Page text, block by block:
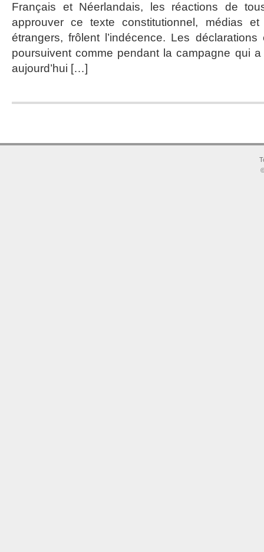
Français et Néerlandais, les réactions de
approuver ce texte constitutionnel, médias
étrangers, frôlent l’indécence. Les
poursuivent comme pendant la campagne qui
aujourd’hui […]